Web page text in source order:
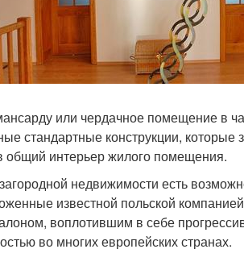
или чердачное помещение в
стандартные конструкции, которые
общий интерьер жилого помещения.
недвижимости есть
известной польской
воплотившим в себе
во многих европейских странах.